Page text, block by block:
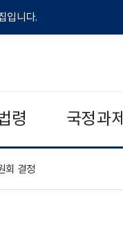
입니다.
령 국정과제
회 결정